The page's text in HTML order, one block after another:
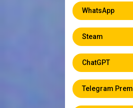
WhatsApp
Steam
ChatGPT
Telegram